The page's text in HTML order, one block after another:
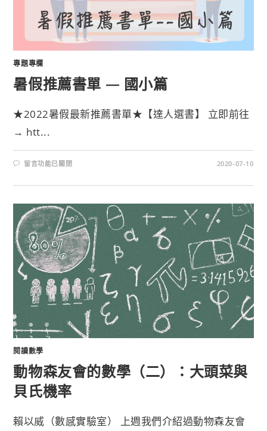
專題專欄
暑假推薦書單 — 國小篇
★2022暑假最新推薦書單★【達人選書】 立即前往
→ htt...
留言功能已關閉 2020-07-10
閱讀數學
動物森友會的數學（二）：大頭菜與
貝氏機率
賴以威（數感實驗室） 上週我們介紹過動物森友會